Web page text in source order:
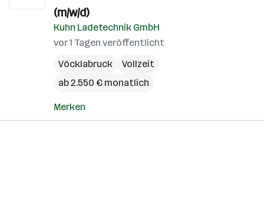
(m/w/d)
Kuhn Ladetechnik GmbH
vor 1 Tagen veröffentlicht
Vöcklabruck
Vollzeit
ab 2.550 € monatlich
Merken